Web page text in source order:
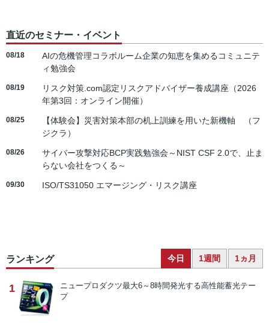
直近のセミナー・イベント
08/18
AIの危機管理コラボルーム企業の知恵を集めるコミュニテ
ィ勉強会
08/19
リスク対策.com認定リスクアドバイザー養成講座（2026
年第3回：オンライン開催）
08/25
【体験会】災害対策本部の机上訓練を用いた新機軸 （フ
ジクラ）
08/26
サイバー攻撃対応BCP実践勉強会～NIST CSF 2.0で、止ま
らない会社をつくる～
09/30 ISO/TS31050 エマージング・リスク講座
ランキング 今日 1週間 1ヵ月
1 ニュープロダクツ最大6～8時間発光する高性能蓄光テー
プ